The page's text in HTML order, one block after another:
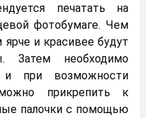
печатать на
фотобумаге. Чем
и красивее будут
Затем необходимо
и при возможности
прикрепить к
палочки с помощью